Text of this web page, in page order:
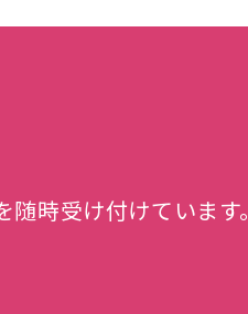
時受け付けています。